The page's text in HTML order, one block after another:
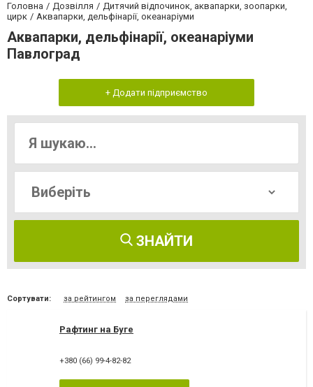
Головна Дозвілля
Дитячий відпочинок, аквапарки, зоопарки,
цирк
Аквапарки, дельфінарії, океанаріуми
Аквапарки, дельфінарії, океанаріуми
Павлоград
+ Додати підприємство
ЗНАЙТИ
Сортувати: за рейтингом за переглядами
Рафтинг на Буге
+380 (66) 99-4-82-82